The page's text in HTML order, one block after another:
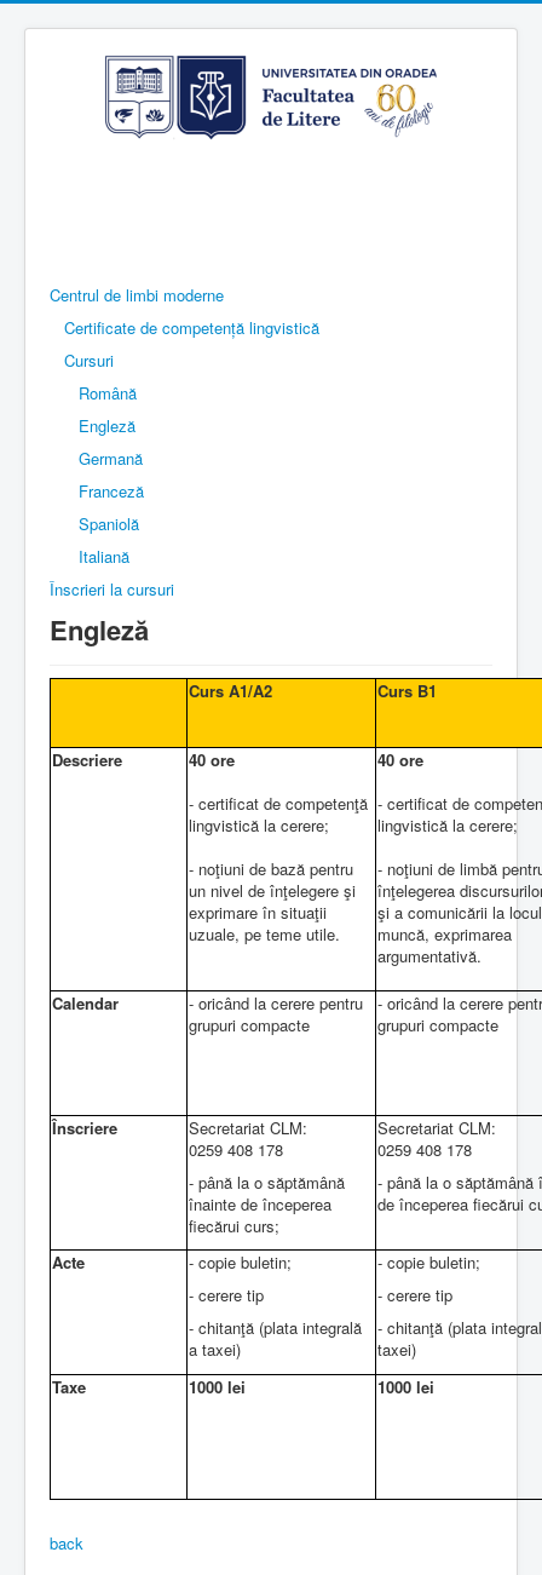
Centrul de limbi moderne
Certificate de competență lingvistică
Cursuri
Română
Engleză
Germană
Franceză
Spaniolă
Italiană
Înscrieri la cursuri
Engleză
Curs A1/A2 Curs B1
Descriere
40 ore
- certificat de competenţă
lingvistică la cerere;
- noţiuni de bază pentru
un nivel de înţelegere şi
exprimare în situaţii
uzuale, pe teme utile.
40 ore
- certificat de
lingvistică la cerere;
- noţiuni de limbă
înţelegerea
şi a comunicării la
muncă, exprimarea
argumentativă.
Calendar
- oricând la cerere pentru
grupuri compacte
- oricând la cerere
grupuri compacte
Înscriere
Secretariat CLM:
0259 408 178
- până la o săptămână
înainte de începerea
fiecărui curs;
Secretariat CLM:
0259 408 178
- până la o săptămână
de începerea fiecărui
Acte
- copie buletin;
- cerere tip
- chitanţă (plata integrală
a taxei)
- copie buletin;
- cerere tip
- chitanţă (plata
taxei)
Taxe
1000 lei 1000 lei
back